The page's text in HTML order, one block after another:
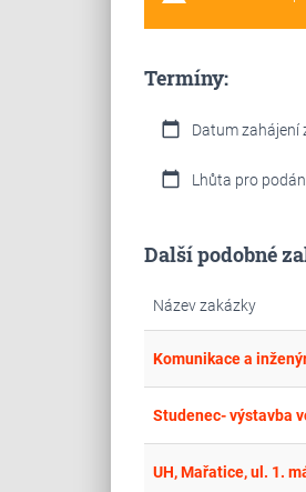
Termíny:
calendar_today Datum zahájení
calendar_today Lhůta pro
Další podobné
Název zakázky
Komunikace a
Studenec- výstavba
UH, Mařatice, ul. 1.